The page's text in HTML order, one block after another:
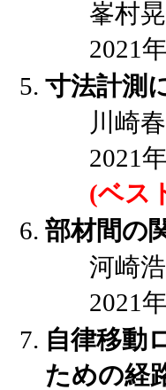
峯村
2021
寸法計測
川崎
2021
(ベス
部材間の
河崎
2021
自律移動
ための経